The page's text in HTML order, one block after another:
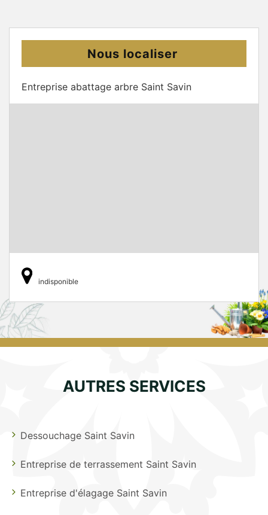
Nous localiser
Entreprise abattage arbre Saint Savin
indisponible
AUTRES SERVICES
Dessouchage Saint Savin
Entreprise de terrassement Saint Savin
Entreprise d'élagage Saint Savin